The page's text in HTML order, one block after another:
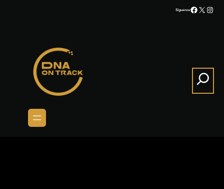
SíguenosFacebook
X
Search